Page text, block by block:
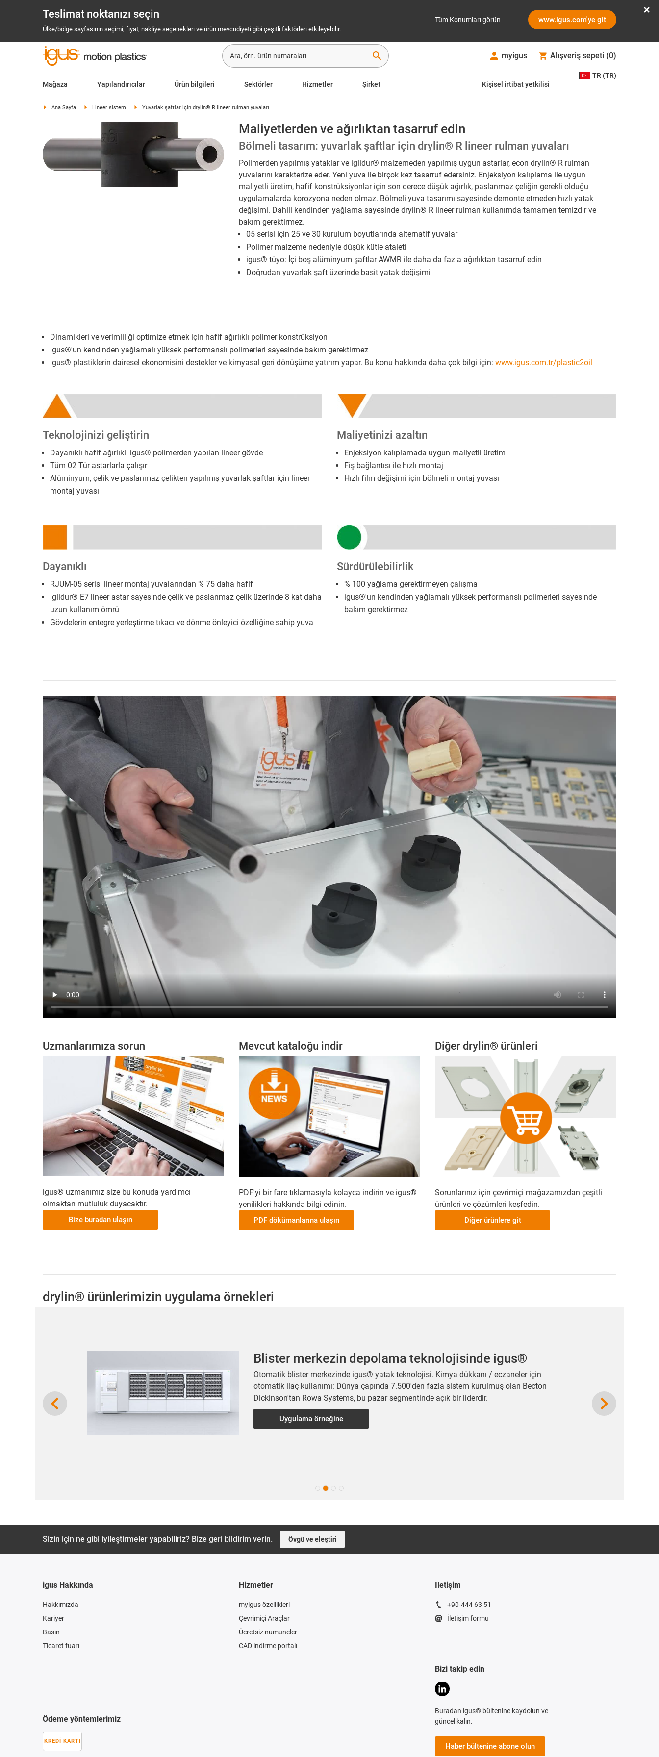
Teslimat noktanızı seçin
Ülke/bölge sayfasının seçimi, fiyat, nakliye seçenekleri ve ürün mevcudiyeti gibi çeşitli faktörleri etkileyebilir.
Tüm Konumları görün www.igus.com'ye git
search myigus Alışveriş sepeti (0)
Mağaza Yapılandırıcılar Ürün bilgileri Sektörler Hizmetler Şirket Kişisel irtibat yetkilisi
TR (TR)
Ana Sayfa Lineer sistem Yuvarlak şaftlar için drylin® R lineer rulman yuvaları
Maliyetlerden ve ağırlıktan tasarruf edin
Bölmeli tasarım: yuvarlak şaftlar için drylin® R lineer rulman yuvaları
Polimerden yapılmış yataklar ve iglidur® malzemeden yapılmış uygun astarlar, econ drylin® R rulman
yuvalarını karakterize eder. Yeni yuva ile birçok kez tasarruf edersiniz. Enjeksiyon kalıplama ile uygun
maliyetli üretim, hafif konstrüksiyonlar için son derece düşük ağırlık, paslanmaz çeliğin gerekli olduğu
uygulamalarda korozyona neden olmaz. Bölmeli yuva tasarımı sayesinde demonte etmeden hızlı yatak
değişimi. Dahili kendinden yağlama sayesinde drylin® R lineer rulman kullanımda tamamen temizdir ve
bakım gerektirmez.
05 serisi için 25 ve 30 kurulum boyutlarında alternatif yuvalar
Polimer malzeme nedeniyle düşük kütle ataleti
igus® tüyo: İçi boş alüminyum şaftlar AWMR ile daha da fazla ağırlıktan tasarruf edin
Doğrudan yuvarlak şaft üzerinde basit yatak değişimi
Dinamikleri ve verimliliği optimize etmek için hafif ağırlıklı polimer konstrüksiyon
igus®'un kendinden yağlamalı yüksek performanslı polimerleri sayesinde bakım gerektirmez
igus® plastiklerin dairesel ekonomisini destekler ve kimyasal geri dönüşüme yatırım yapar. Bu konu hakkında daha çok bilgi için: www.igus.com.tr/plastic2oil
Teknolojinizi geliştirin
Dayanıklı hafif ağırlıklı igus® polimerden yapılan lineer gövde
Tüm 02 Tür astarlarla çalışır
Alüminyum, çelik ve paslanmaz çelikten yapılmış yuvarlak şaftlar için lineer
montaj yuvası
Maliyetinizi azaltın
Enjeksiyon kalıplamada uygun maliyetli üretim
Fiş bağlantısı ile hızlı montaj
Hızlı film değişimi için bölmeli montaj yuvası
Dayanıklı
RJUM-05 serisi lineer montaj yuvalarından % 75 daha hafif
iglidur® E7 lineer astar sayesinde çelik ve paslanmaz çelik üzerinde 8 kat daha
uzun kullanım ömrü
Gövdelerin entegre yerleştirme tıkacı ve dönme önleyici özelliğine sahip yuva
Sürdürülebilirlik
% 100 yağlama gerektirmeyen çalışma
igus®'un kendinden yağlamalı yüksek performanslı polimerleri sayesinde
bakım gerektirmez
Uzmanlarımıza sorun
igus® uzmanımız size bu konuda yardımcı
olmaktan mutluluk duyacaktır.
Bize buradan ulaşın
Mevcut kataloğu indir
PDF'yi bir fare tıklamasıyla kolayca indirin ve igus®
yenilikleri hakkında bilgi edinin.
PDF dökümanlarına ulaşın
Diğer drylin® ürünleri
Sorunlarınız için çevrimiçi mağazamızdan çeşitli
ürünleri ve çözümleri keşfedin.
Diğer ürünlere git
drylin® ürünlerimizin uygulama örnekleri
Blister merkezin depolama teknolojisinde igus®
Otomatik blister merkezinde igus® yatak teknolojisi. Kimya dükkanı / eczaneler için
otomatik ilaç kullanımı: Dünya çapında 7.500'den fazla sistem kurulmuş olan Becton
Dickinson'tan Rowa Systems, bu pazar segmentinde açık bir liderdir.
Uygulama örneğine
Sizin için ne gibi iyileştirmeler yapabiliriz? Bize geri bildirim verin. Övgü ve eleştiri
igus Hakkında
Hakkımızda
Kariyer
Basın
Ticaret fuarı
Hizmetler
myigus özellikleri
Çevrimiçi Araçlar
Ücretsiz numuneler
CAD indirme portalı
İletişim
+90-444 63 51
İletişim formu
Ödeme yöntemlerimiz
KREDI KARTI
Bizi takip edin
Buradan igus® bültenine kaydolun ve
güncel kalın.
Haber bültenine abone olun